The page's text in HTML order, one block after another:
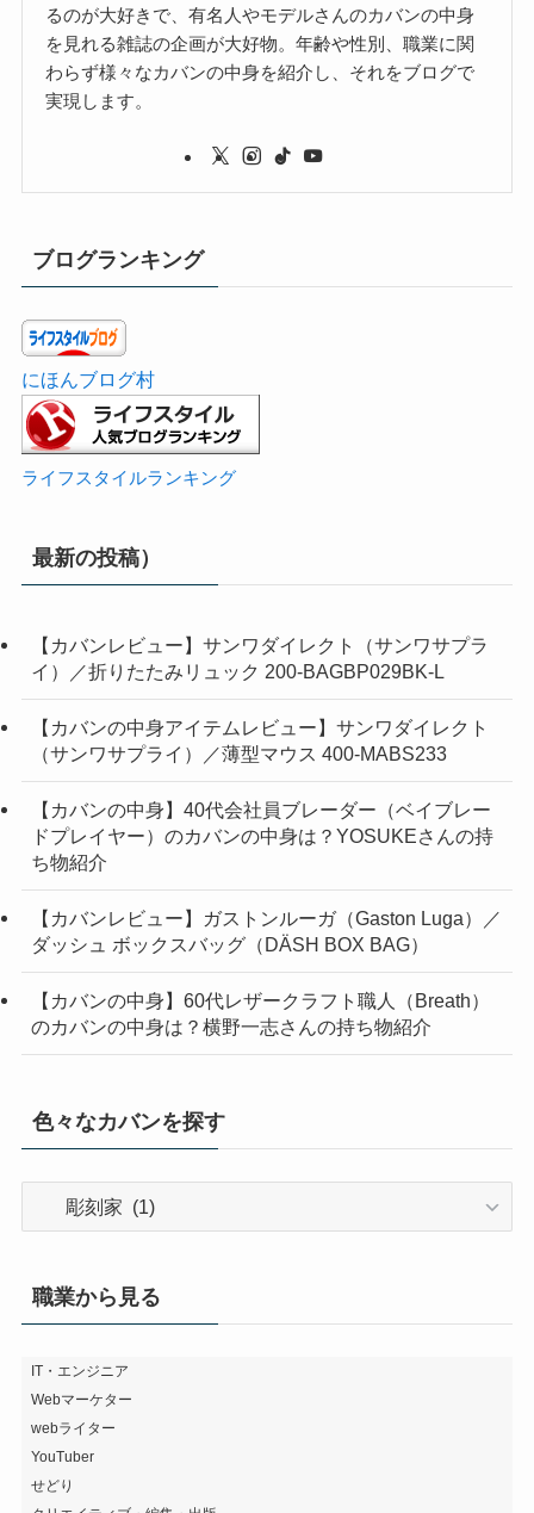
るのが大好きで、有名人やモデルさんのカバンの中身
を見れる雑誌の企画が大好物。年齢や性別、職業に関
わらず様々なカバンの中身を紹介し、それをブログで
実現します。
ブログランキング
にほんブログ村
ライフスタイルランキング
最新の投稿）
【カバンレビュー】サンワダイレクト（サンワサプラ
イ）／折りたたみリュック 200-BAGBP029BK-L
【カバンの中身アイテムレビュー】サンワダイレクト
（サンワサプライ）／薄型マウス 400-MABS233
【カバンの中身】40代会社員ブレーダー（ベイブレー
ドプレイヤー）のカバンの中身は？YOSUKEさんの持
ち物紹介
【カバンレビュー】ガストンルーガ（Gaston Luga）／
ダッシュ ボックスバッグ（DÄSH BOX BAG）
【カバンの中身】60代レザークラフト職人（Breath）
のカバンの中身は？横野一志さんの持ち物紹介
色々なカバンを探す
バ
ン
探
す
職業から見る
IT・エンジニア
Webマーケター
webライター
YouTuber
せどり